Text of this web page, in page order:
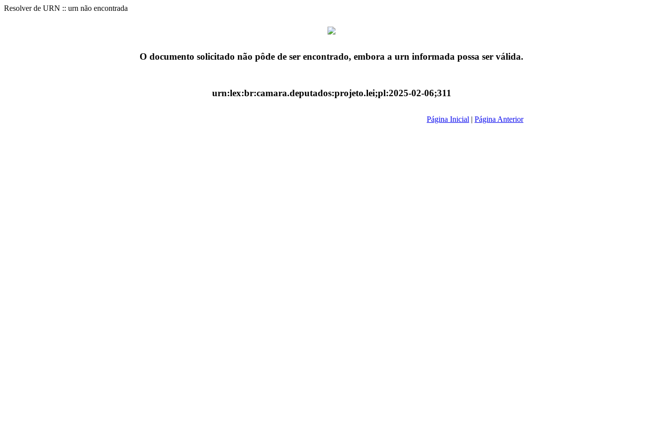
Resolver de URN :: urn não encontrada
O documento solicitado não pôde de ser encontrado, embora a urn informada possa ser válida.
urn:lex:br:camara.deputados:projeto.lei;pl:2025-02-06;311
Página Inicial | Página Anterior